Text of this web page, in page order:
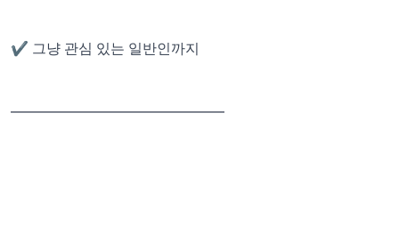
✔️ 그냥 관심 있는 일반인까지
━━━━━━━━━━━━━━━